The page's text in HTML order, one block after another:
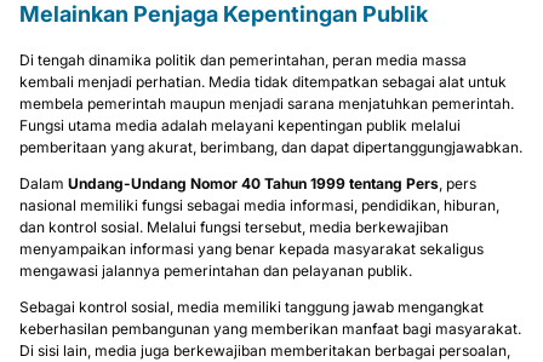
Melainkan Penjaga Kepentingan Publik
Di tengah dinamika politik dan pemerintahan, peran media massa
kembali menjadi perhatian. Media tidak ditempatkan sebagai alat untuk
membela pemerintah maupun menjadi sarana menjatuhkan pemerintah.
Fungsi utama media adalah melayani kepentingan publik melalui
pemberitaan yang akurat, berimbang, dan dapat dipertanggungjawabkan.
Dalam Undang-Undang Nomor 40 Tahun 1999 tentang Pers, pers
nasional memiliki fungsi sebagai media informasi, pendidikan, hiburan,
dan kontrol sosial. Melalui fungsi tersebut, media berkewajiban
menyampaikan informasi yang benar kepada masyarakat sekaligus
mengawasi jalannya pemerintahan dan pelayanan publik.
Sebagai kontrol sosial, media memiliki tanggung jawab mengangkat
keberhasilan pembangunan yang memberikan manfaat bagi masyarakat.
Di sisi lain, media juga berkewajiban memberitakan berbagai persoalan,